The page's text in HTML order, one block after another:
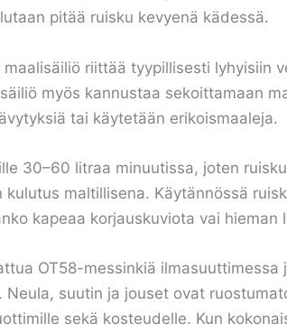
pitää ruisku kevyenä kädessä.
riittää tyypillisesti
myös kannustaa sekoittamaan
tai käytetään erikoismaaleja.
30–60 litraa minuutissa, joten
maltillisena. Käytännössä
kapeaa korjauskuviota vai hieman
OT58-messinkiä
Neula, suutin ja jouset ovat
sekä kosteudelle. Kun